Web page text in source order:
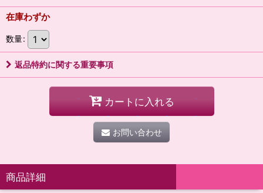
在庫わずか
数量:
返品特約に関する重要事項
カートに入れる
お問い合わせ
商品詳細